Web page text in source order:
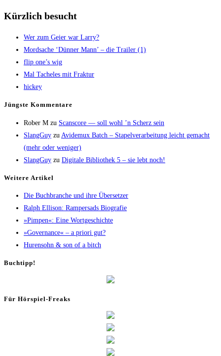
Kürzlich besucht
Wer zum Gei­er war Larry?
Mord­sa­che ‘Dün­ner Mann’ – die Trai­ler (1)
flip one’s wig
Mal Tache­les mit Fraktur
hickey
Jüngs­te Kommentare
Rober M zu Scans­core — soll wohl ’n Scherz sein
SlangGuy zu Avi­de­mux Batch – Sta­pel­ver­ar­bei­tung leicht gemacht
(mehr oder weniger)
SlangGuy zu Digi­ta­le Biblio­thek 5 – sie lebt noch!
Wei­te­re Artikel
Die Buch­bran­che und ihre Übersetzer
Ralph Elli­son: Ram­pers­ads Biografie
»Pim­pen«: Eine Wortgeschichte
»Gover­nan­ce« – a prio­ri gut?
Huren­sohn & son of a bitch
Buch­tipp!
Für Hör­spiel-Freaks